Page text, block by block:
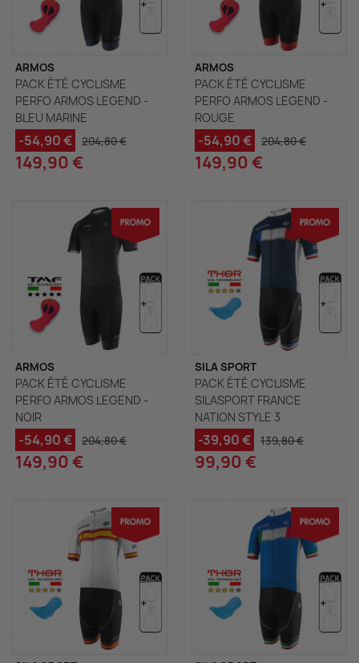
ARMOS
PACK ÉTÉ CYCLISME
PERFO ARMOS LEGEND -
BLEU MARINE
-54,90 € 204,80 €
149,90 €
ARMOS
PACK ÉTÉ CYCLISME
PERFO ARMOS LEGEND -
ROUGE
-54,90 € 204,80 €
149,90 €
ARMOS
PACK ÉTÉ CYCLISME
PERFO ARMOS LEGEND -
NOIR
-54,90 € 204,80 €
149,90 €
SILA SPORT
PACK ÉTÉ CYCLISME
SILASPORT FRANCE
NATION STYLE 3
-39,90 € 139,80 €
99,90 €